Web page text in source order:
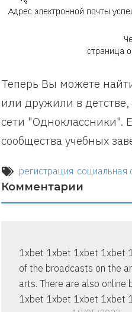
Теперь Вы можете
или дружили в
сети "Одноклассники".
сообщества учебных
регистрация социальная
Комментарии
1xbet 1xbet 1xbet 1xbet
of the broadcasts on the
arts. There are also
1xbet 1xbet 1xbet 1xbet